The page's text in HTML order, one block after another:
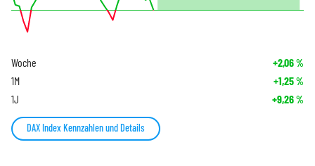
Woche +2,06%
1M +1,25%
1J +9,26%
DAX Index Kennzahlen und Details